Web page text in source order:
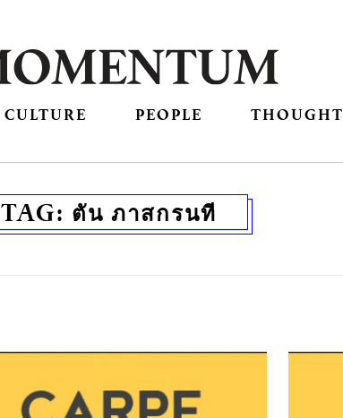
CULTURE PEOPLE THOUGHT
TAG: ตัน ภาสกรนที